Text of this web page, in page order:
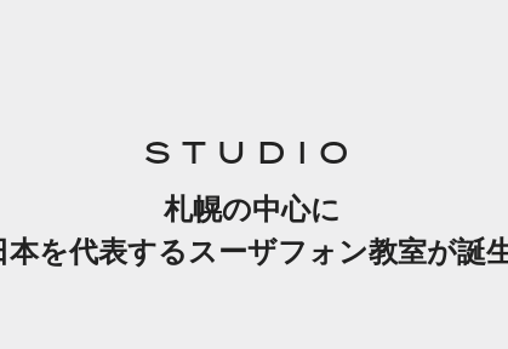
STUDIO
札幌の中心に
本を代表するスーザフォン教室が誕